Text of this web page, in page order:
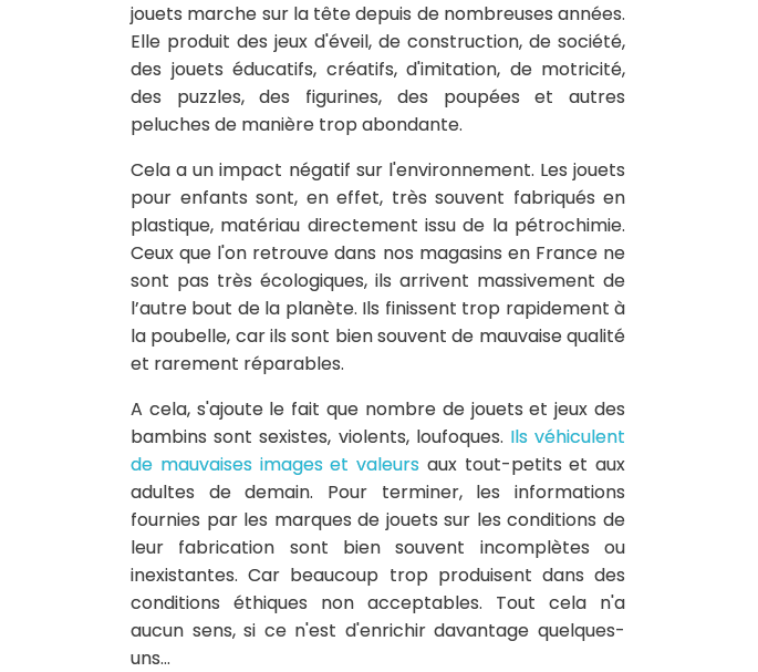
jouets marche sur la tête depuis de nombreuses années.
Elle produit des jeux d'éveil, de construction, de société,
des jouets éducatifs, créatifs, d'imitation, de motricité,
des puzzles, des figurines, des poupées et autres
peluches de manière trop abondante.
Cela a un impact négatif sur l'environnement. Les jouets
pour enfants sont, en effet, très souvent fabriqués en
plastique, matériau directement issu de la pétrochimie.
Ceux que l'on retrouve dans nos magasins en France ne
sont pas très écologiques, ils arrivent massivement de
l’autre bout de la planète. Ils finissent trop rapidement à
la poubelle, car ils sont bien souvent de mauvaise qualité
et rarement réparables.
A cela, s'ajoute le fait que nombre de jouets et jeux des
bambins sont sexistes, violents, loufoques. Ils véhiculent
de mauvaises images et valeurs aux tout-petits et aux
adultes de demain. Pour terminer, les informations
fournies par les marques de jouets sur les conditions de
leur fabrication sont bien souvent incomplètes ou
inexistantes. Car beaucoup trop produisent dans des
conditions éthiques non acceptables. Tout cela n'a
aucun sens, si ce n'est d'enrichir davantage quelques-
uns...